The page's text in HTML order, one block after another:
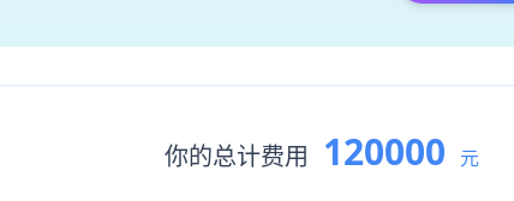
你的总计费用 120000 元